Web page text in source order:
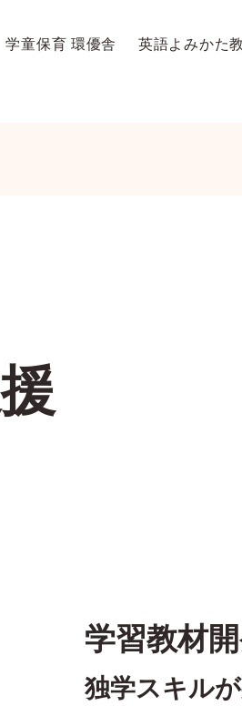
学童保育 環優舎 英語よみかた
学習教材
独学スキルが